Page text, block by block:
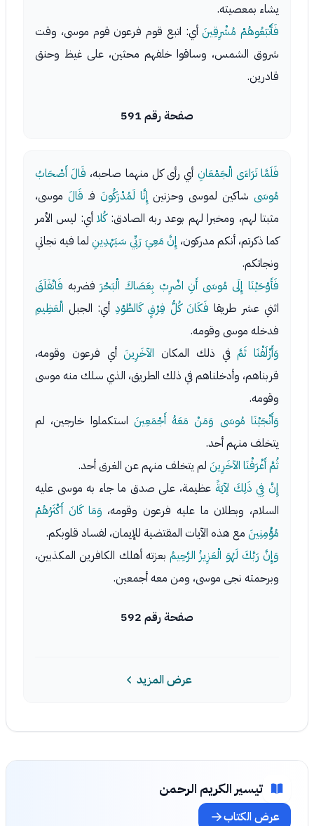
يشاء بمعصيته.
فَأَتْبَعُوهُمْ مُشْرِقِينَأي: اتبع قوم فرعون قوم موسى، وقت
شروق الشمس، وساقوا خلفهم محثين، على غيظ وحنق
قادرين.
صفحة رقم 591
فَلَمَّا تَرَاءَى الْجَمْعَانِ أي رأى كل منهما صاحبه، قَالَ أَصْحَابُ
مُوسَى شاكين لموسى وحزنين إِنَّا لَمُدْرَكُونَ فـ قَالَ موسى،
مثبتا لهم، ومخبرا لهم بوعد ربه الصادق:كُلاأي: ليس الأمر
كما ذكرتم، أنكم مدركون، إِنَّ مَعِيَ رَبِّي سَيَهْدِينِلما فيه نجاتي
ونجاتكم.
فَأَوْحَيْنَا إِلَى مُوسَى أَنِ اضْرِبْ بِعَصَاكَ الْبَحْرَفضربه فَانْفَلَقَ
اثني عشر طريقا فَكَانَ كُلُّ فِرْقٍ كَالطَّوْدِ أي: الجبل الْعَظِيمِ
فدخله موسى وقومه.
وَأَزْلَفْنَا ثَمَّفي ذلك المكان الآخَرِينَأي فرعون وقومه،
قربناهم، وأدخلناهم في ذلك الطريق، الذي سلك منه موسى
وقومه.
وَأَنْجَيْنَا مُوسَى وَمَنْ مَعَهُ أَجْمَعِينَ استكملوا خارجين، لم
يتخلف منهم أحد.
ثُمَّ أَغْرَقْنَا الآخَرِينَ لم يتخلف منهم عن الغرق أحد.
إِنَّ فِي ذَلِكَ لآيَةً عظيمة، على صدق ما جاء به موسى عليه
السلام، وبطلان ما عليه فرعون وقومه، وَمَا كَانَ أَكْثَرُهُمْ
مُؤْمِنِينَ مع هذه الآيات المقتضية للإيمان، لفساد قلوبكم.
وَإِنَّ رَبَّكَ لَهُوَ الْعَزِيزُ الرَّحِيمُ بعزته أهلك الكافرين المكذبين،
وبرحمته نجى موسى، ومن معه أجمعين.
صفحة رقم 592
عرض المزيد
تيسير الكريم الرحمن
عرض الكتاب